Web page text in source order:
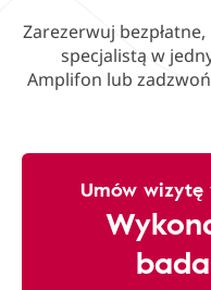
Zarezerwuj
specjalistą w
Amplifon lub
Umów